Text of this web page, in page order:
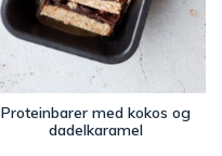
Proteinbarer med kokos og
dadelkaramel